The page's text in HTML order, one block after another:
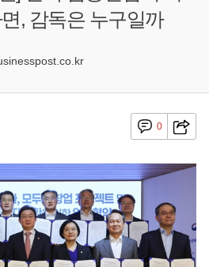
, 감독은 누구일까
0